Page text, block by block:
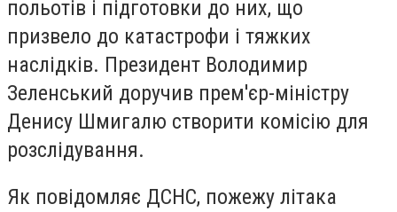
польотів і підготовки до них, що
призвело до катастрофи і тяжких
наслідків. Президент Володимир
Зеленський доручив прем'єр-міністру
Денису Шмигалю створити комісію для
розслідування.
Як повідомляє ДСНС, пожежу літака